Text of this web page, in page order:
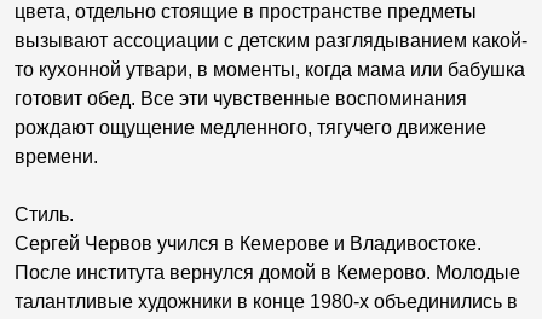
цвета, отдельно стоящие в пространстве предметы
вызывают ассоциации с детским разглядыванием какой-
то кухонной утвари, в моменты, когда мама или бабушка
готовит обед. Все эти чувственные воспоминания
рождают ощущение медленного, тягучего движение
времени.
Стиль.
Сергей Червов учился в Кемерове и Владивостоке.
После института вернулся домой в Кемерово. Молодые
талантливые художники в конце 1980-х объединились в